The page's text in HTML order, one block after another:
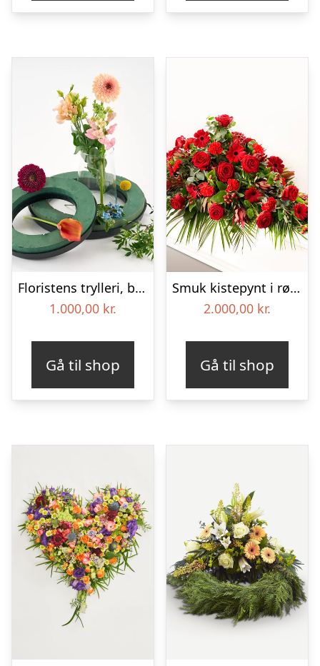
Floristens trylleri, begravelseskrans – Blomster til begravelse
1.000,00 kr.
Gå til shop
Smuk kistepynt i røde farver – Blomster til begravelse
2.000,00 kr.
Gå til shop